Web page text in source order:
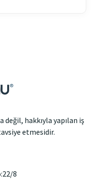
değil, hakkıyla yapılan iş
etmesidir.
8